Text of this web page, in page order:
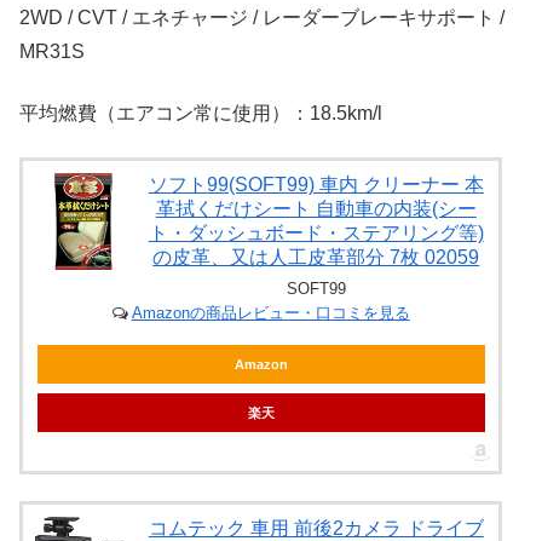
2WD / CVT / エネチャージ / レーダーブレーキサポート /
MR31S
平均燃費（エアコン常に使用）：18.5km/l
ソフト99(SOFT99) 車内 クリーナー 本
革拭くだけシート 自動車の内装(シー
ト・ダッシュボード・ステアリング等)
の皮革、又は人工皮革部分 7枚 02059
SOFT99
Amazonの商品レビュー・口コミを見る
Amazon
楽天
コムテック 車用 前後2カメラ ドライブ